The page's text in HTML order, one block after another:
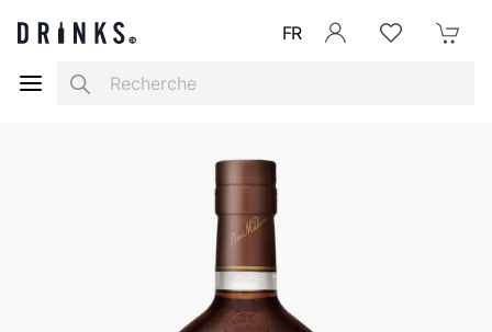
FR
Search